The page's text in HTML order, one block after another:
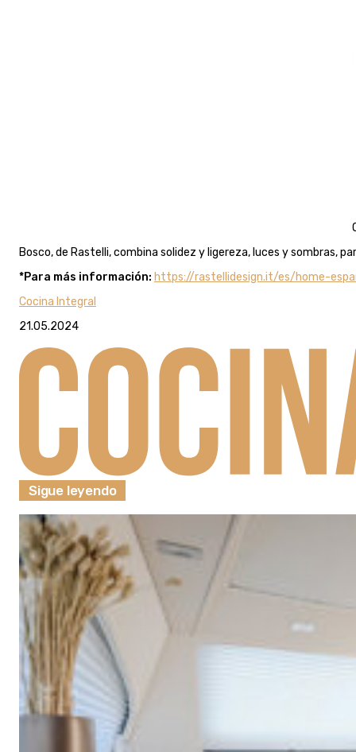
Bosco, de Rastelli, combina solidez y ligereza, luces y sombras,
*Para más información: https://rastellidesign.it/es/home-
Cocina Integral
21.05.2024
Sigue leyendo